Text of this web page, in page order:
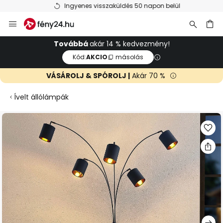
Ingyenes visszaküldés 50 napon belül
Ugrás
a
tartalomhozTovábbáakár 14 % kedvezmény!
Kód:AKCIO másolás
VÁSÁROLJ & SPÓROLJ | Akár 70 %
Ívelt állólámpák
Ugrás
a
képgaléria
végére